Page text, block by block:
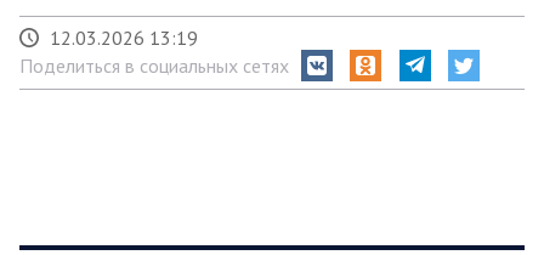
12.03.2026 13:19
Поделиться в социальных сетях